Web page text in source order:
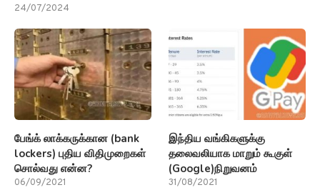
24/07/2024
பேங்க் லாக்கருக்கான (bank
lockers) புதிய விதிமுறைகள்
சொல்வது என்ன?
06/09/2021
இந்திய வங்கிகளுக்கு
தலைவலியாக மாறும் கூகுள்
(Google)நிறுவனம்
31/08/2021